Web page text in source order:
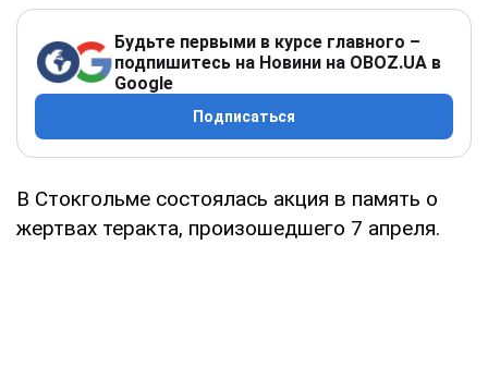
Будьте первыми в курсе главного –
подпишитесь на Новини на OBOZ.UA в
Google
Подписаться
В Стокгольме состоялась акция в память о
жертвах теракта, произошедшего 7 апреля.